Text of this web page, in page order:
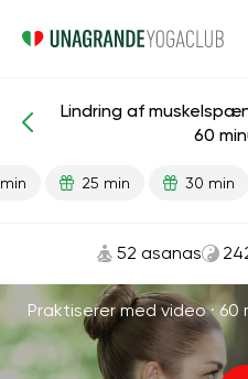
Færdiglavede lektioner
Lindring af
60
25 min 30 min
52 asanas
Praktiserer med video ·60